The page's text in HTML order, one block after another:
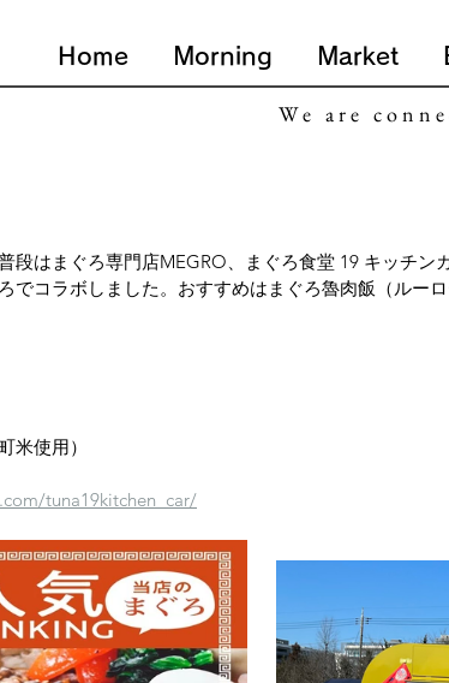
Home Morning Market
段はまぐろ専門店MEGRO、まぐろ食堂 19 キッチン
でコラボしました。おすすめはまぐろ魯肉飯（ルーロ
米使用）
tuna19kitchen_car/
W e a r e c o n n